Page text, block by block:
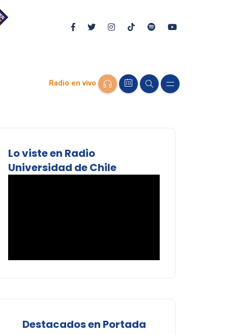
Radio en vivo
Lo viste en Radio
Universidad de Chile
Destacados en Portada